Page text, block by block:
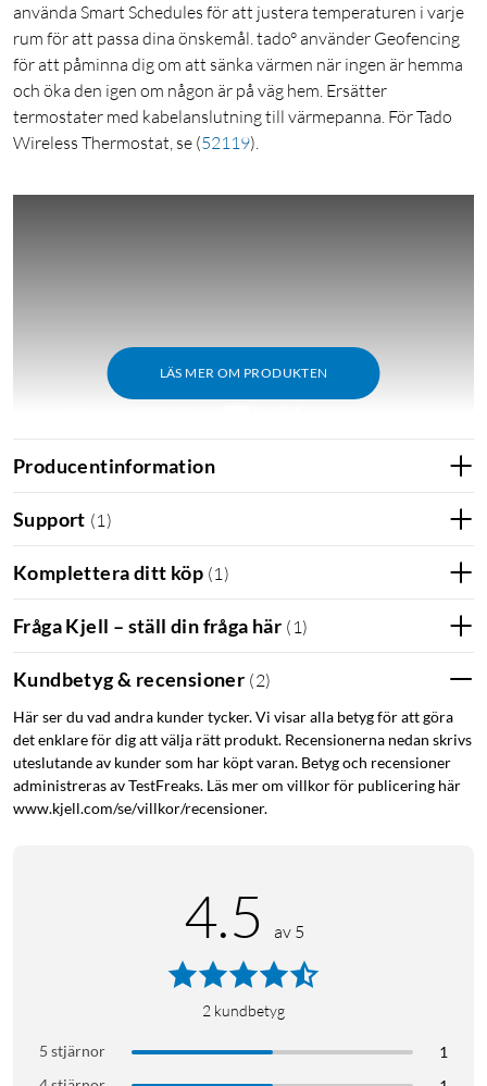
använda Smart Schedules för att justera temperaturen i varje
rum för att passa dina önskemål. tado° använder Geofencing
för att påminna dig om att sänka värmen när ingen är hemma
och öka den igen om någon är på väg hem. Ersätter
termostater med kabelanslutning till värmepanna. För Tado
Wireless Thermostat, se (52119).
LÄS MER OM PRODUKTEN
Fungerar direkt med Tibber
som låter dig styra uppvärmning, elbilsladdning med mera efter
Wired eller wireless?
Om ditt hem har en vanlig termostat med kabel, som
kontrollerar värmepannan eller golvvärmen, behöver du ett
redan har en termostat med trådlös anslutning till
värmepannan eller ingen termostat alls, används istället
Wireless Thermostat Starter Kit(52119).
Fungerar med värmepannor från de flesta tillverkare. Enkel
gör-det-själv-installation med anvisningar steg för steg i
inklusive gas, olja, kondenserande värmepannor, OpenTherm-
system och hydronisk golvvärme. För full kompatibilitet, följ
Producentinformation
Support (1 )
Komplettera ditt köp (1 )
Fråga Kjell – ställ din fråga här ( 1 )
Kundbetyg & recensioner (2)
Här ser du vad andra kunder tycker. Vi visar alla betyg för att göra
det enklare för dig att välja rätt produkt. Recensionerna nedan skrivs
uteslutande av kunder som har köpt varan. Betyg och recensioner
administreras av TestFreaks. Läs mer om villkor för publicering här
www.kjell.com/se/villkor/recensioner.
4.5 av 5
2 kundbetyg
5 stjärnor
1